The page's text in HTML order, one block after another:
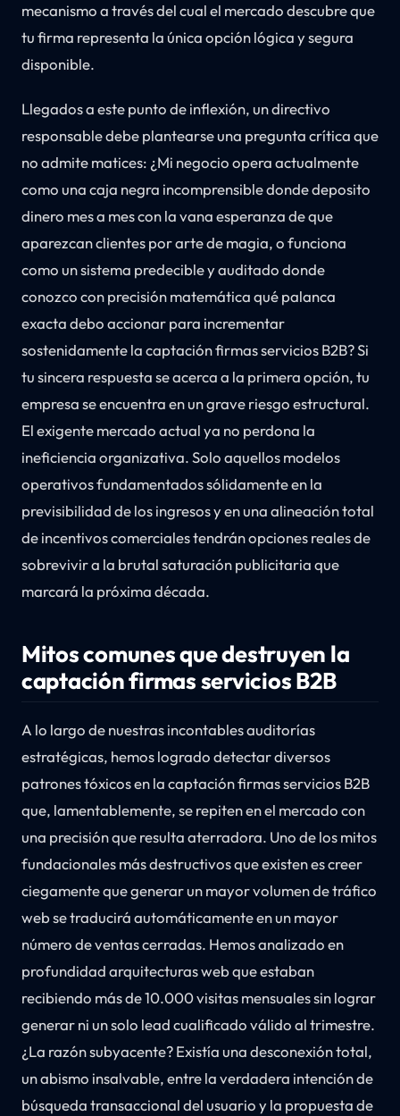
mecanismo a través del cual el mercado descubre que
tu firma representa la única opción lógica y segura
disponible.
Llegados a este punto de inflexión, un directivo
responsable debe plantearse una pregunta crítica que
no admite matices: ¿Mi negocio opera actualmente
como una caja negra incomprensible donde deposito
dinero mes a mes con la vana esperanza de que
aparezcan clientes por arte de magia, o funciona
como un sistema predecible y auditado donde
conozco con precisión matemática qué palanca
exacta debo accionar para incrementar
sostenidamente la captación firmas servicios B2B? Si
tu sincera respuesta se acerca a la primera opción, tu
empresa se encuentra en un grave riesgo estructural.
El exigente mercado actual ya no perdona la
ineficiencia organizativa. Solo aquellos modelos
operativos fundamentados sólidamente en la
previsibilidad de los ingresos y en una alineación total
de incentivos comerciales tendrán opciones reales de
sobrevivir a la brutal saturación publicitaria que
marcará la próxima década.
Mitos comunes que destruyen la
captación firmas servicios B2B
A lo largo de nuestras incontables auditorías
estratégicas, hemos logrado detectar diversos
patrones tóxicos en la captación firmas servicios B2B
que, lamentablemente, se repiten en el mercado con
una precisión que resulta aterradora. Uno de los mitos
fundacionales más destructivos que existen es creer
ciegamente que generar un mayor volumen de tráfico
web se traducirá automáticamente en un mayor
número de ventas cerradas. Hemos analizado en
profundidad arquitecturas web que estaban
recibiendo más de 10.000 visitas mensuales sin lograr
generar ni un solo lead cualificado válido al trimestre.
¿La razón subyacente? Existía una desconexión total,
un abismo insalvable, entre la verdadera intención de
búsqueda transaccional del usuario y la propuesta de